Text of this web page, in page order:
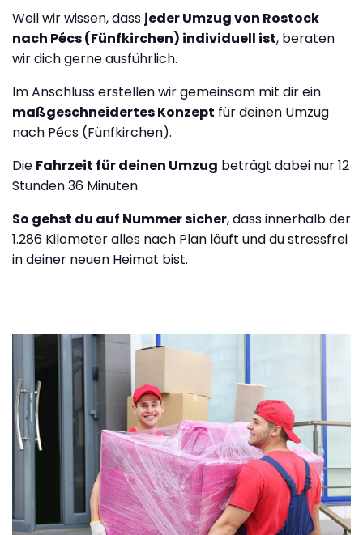
Weil wir wissen, dass jeder Umzug von Rostock
nach Pécs (Fünfkirchen) individuell ist, beraten
wir dich gerne ausführlich.
Im Anschluss erstellen wir gemeinsam mit dir ein
maßgeschneidertes Konzept für deinen Umzug
nach Pécs (Fünfkirchen).
Die Fahrzeit für deinen Umzug beträgt dabei nur 12
Stunden 36 Minuten.
So gehst du auf Nummer sicher, dass innerhalb der
1.286 Kilometer alles nach Plan läuft und du stressfrei
in deiner neuen Heimat bist.